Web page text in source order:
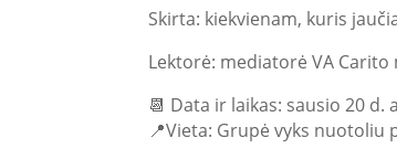
Skirta: kiekvienam, kuris
Lektorė: mediatorė VA
📆 Data ir laikas: sausio 20 d.
📍Vieta: Grupė vyks nuotoliu